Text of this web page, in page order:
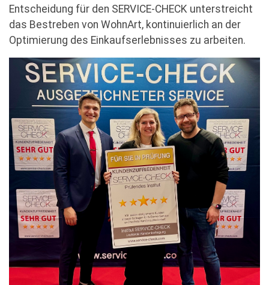
Entscheidung für den SERVICE-CHECK unterstreicht
das Bestreben von WohnArt, kontinuierlich an der
Optimierung des Einkaufserlebnisses zu arbeiten.